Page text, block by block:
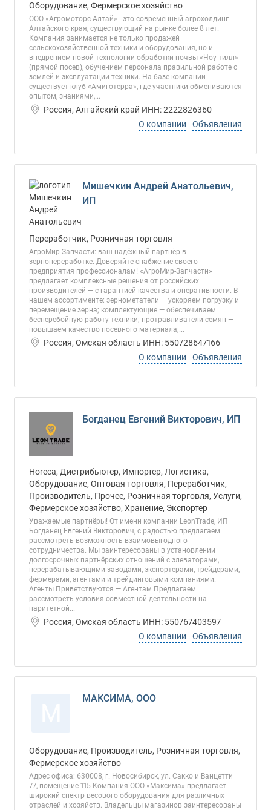
Оборудование, Фермерское хозяйство
ООО «Агромоторс Алтай» - это современный агрохолдинг
Алтайского края, существующий на рынке более 8 лет.
Компания занимается не только продажей
сельскохозяйственной техники и оборудования, но и
внедрением новой технологии обработки почвы «Ноу-тилл»
(прямой посев), обучением персонала правильной работе с
землей и эксплуатации техники. На базе компании
существует клуб «Амиготерра», где участники обмениваются
опытом, знаниями,...
Россия, Алтайский край ИНН: 2222826360
О компании
Объявления
Мишечкин Андрей Анатольевич,
ИП
Переработчик, Розничная торговля
АгроМир‑Запчасти: ваш надёжный партнёр в
зернопереработке. Доверяйте снабжение своего
предприятия профессионалам! «АгроМир‑Запчасти»
предлагает комплексные решения от российских
производителей — с гарантией качества и оперативности. В
нашем ассортименте: зернометатели — ускоряем погрузку и
перемещение зерна; комплектующие — обеспечиваем
бесперебойную работу техники; протравливатели семян —
повышаем качество посевного материала;...
Россия, Омская область ИНН: 550728647166
О компании
Объявления
Богданец Евгений Викторович, ИП
Horeca, Дистрибьютер, Импортер, Логистика,
Оборудование, Оптовая торговля, Переработчик,
Производитель, Прочее, Розничная торговля, Услуги,
Фермерское хозяйство, Хранение, Экспортер
Уважаемые партнёры! От имени компании LeonTrade, ИП
Богданец Евгений Викторович, с радостью предлагаем
рассмотреть возможность взаимовыгодного
сотрудничества. Мы заинтересованы в установлении
долгосрочных партнёрских отношений с элеваторами,
перерабатывающими заводами, экспортерами, трейдерами,
фермерами, агентами и трейдинговыми компаниями.
Агенты Приветствуются — Агентам Предлагаем
рассмотреть условия совместной деятельности на
паритетной...
Россия, Омская область ИНН: 550767403597
О компании
Объявления
МАКСИМА, ООО
Оборудование, Производитель, Розничная торговля,
Фермерское хозяйство
Адрес офиса: 630008, г. Новосибирск, ул. Сакко и Ванцетти
77, помещение 115 Компания ООО «Максима» предлагает
широкий спектр весового оборудования для различных
отраслей и хозяйств. Владельцы магазинов заинтересованы